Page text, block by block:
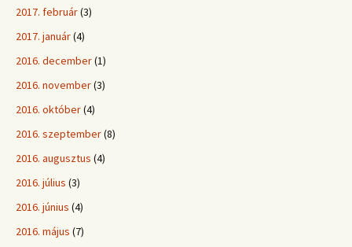
2017. február(3)
2017. január(4)
2016. december(1)
2016. november(3)
2016. október(4)
2016. szeptember(8)
2016. augusztus (4)
2016. július (3)
2016. június (4)
2016. május (7)